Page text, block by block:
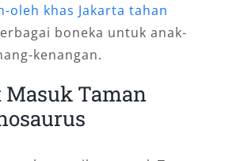
oleh khas Jakarta tahan
boneka untuk anak-
kenangan.
Masuk Taman